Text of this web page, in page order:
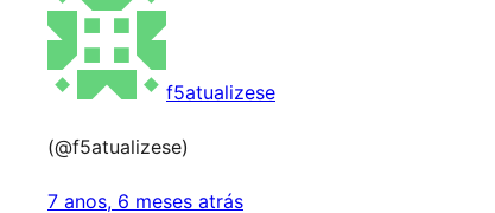
f5atualizese
(@f5atualizese)
7 anos, 6 meses atrás